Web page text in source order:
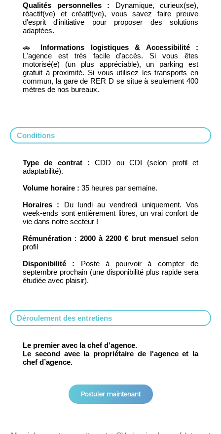
Qualités personnelles : Dynamique, curieux(se),
réactif(ve) et créatif(ve), vous savez faire preuve
d'esprit d'initiative pour proposer des solutions
adaptées.
🚗 Informations logistiques & Accessibilité :
L'agence est très facile d'accès. Si vous êtes
motorisé(e) (un plus appréciable), un parking est
gratuit à proximité. Si vous utilisez les transports en
commun, la gare de RER D se situe à seulement 400
mètres de nos bureaux.
Conditions
Type de contrat :CDD ou CDI (selon profil et
adaptabilité).
Volume horaire : 35 heures par semaine.
Horaires : Du lundi au vendredi uniquement. Vos
week-ends sont entièrement libres, un vrai confort de
vie dans notre secteur !
Rémunération : 2000 à 2200 € brut mensuelselon
profil
Disponibilité : Poste à pourvoir à compter de
septembre prochain (une disponibilité plus rapide sera
étudiée avec plaisir).
Déroulement des entretiens
Le premier avec la chef d’agence.
Le second avec la propriétaire de l'agence et la
chef d’agence.
Postuler maintenant